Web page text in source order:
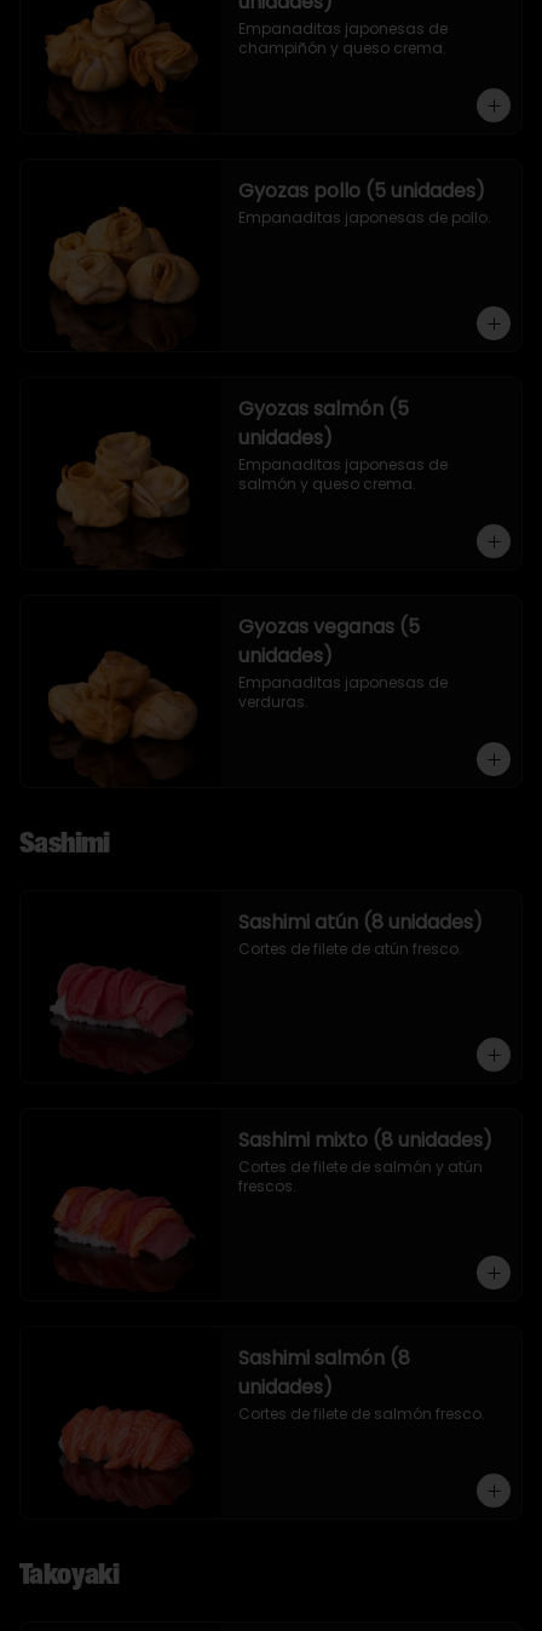
Empanaditas japonesas de
champiñón y queso crema.
Gyozas pollo (5 unidades)
Empanaditas japonesas de pollo.
Gyozas salmón (5
unidades)
Empanaditas japonesas de
salmón y queso crema.
Gyozas veganas (5
unidades)
Empanaditas japonesas de
verduras.
Sashimi
Sashimi atún (8 unidades)
Cortes de filete de atún fresco.
Sashimi mixto (8 unidades)
Cortes de filete de salmón y atún
frescos.
Sashimi salmón (8
unidades)
Cortes de filete de salmón fresco.
Takoyaki